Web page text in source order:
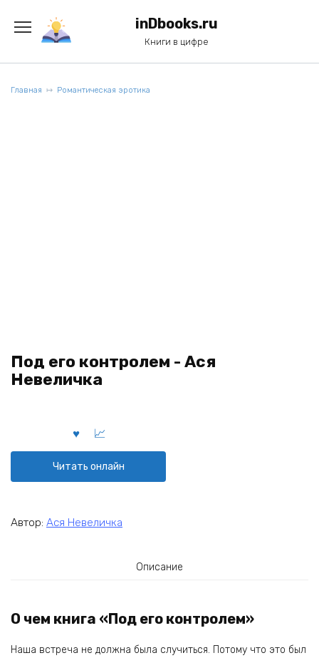
содержанию
inDbooks.ru
Книги в цифре
Главная Романтическая эротика
Под его контролем - Ася
Невеличка
Читать онлайн
Автор: Ася Невеличка
Описание
О чем книга «Под его контролем»
Наша встреча не должна была случиться. Потому что это был